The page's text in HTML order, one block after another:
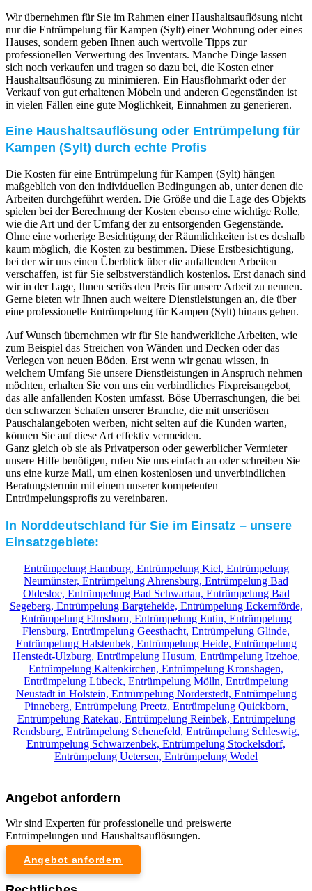
Wir übernehmen für Sie im Rahmen einer Haushaltsauflösung nicht
nur die Entrümpelung für Kampen (Sylt) einer Wohnung oder eines
Hauses, sondern geben Ihnen auch wertvolle Tipps zur
professionellen Verwertung des Inventars. Manche Dinge lassen
sich noch verkaufen und tragen so dazu bei, die Kosten einer
Haushaltsauflösung zu minimieren. Ein Hausflohmarkt oder der
Verkauf von gut erhaltenen Möbeln und anderen Gegenständen ist
in vielen Fällen eine gute Möglichkeit, Einnahmen zu generieren.
Eine Haushaltsauflösung oder Entrümpelung für
Kampen (Sylt) durch echte Profis
Die Kosten für eine Entrümpelung für Kampen (Sylt) hängen
maßgeblich von den individuellen Bedingungen ab, unter denen die
Arbeiten durchgeführt werden. Die Größe und die Lage des Objekts
spielen bei der Berechnung der Kosten ebenso eine wichtige Rolle,
wie die Art und der Umfang der zu entsorgenden Gegenstände.
Ohne eine vorherige Besichtigung der Räumlichkeiten ist es deshalb
kaum möglich, die Kosten zu bestimmen. Diese Erstbesichtigung,
bei der wir uns einen Überblick über die anfallenden Arbeiten
verschaffen, ist für Sie selbstverständlich kostenlos. Erst danach sind
wir in der Lage, Ihnen seriös den Preis für unsere Arbeit zu nennen.
Gerne bieten wir Ihnen auch weitere Dienstleistungen an, die über
eine professionelle Entrümpelung für Kampen (Sylt) hinaus gehen.
Auf Wunsch übernehmen wir für Sie handwerkliche Arbeiten, wie
zum Beispiel das Streichen von Wänden und Decken oder das
Verlegen von neuen Böden. Erst wenn wir genau wissen, in
welchem Umfang Sie unsere Dienstleistungen in Anspruch nehmen
möchten, erhalten Sie von uns ein verbindliches Fixpreisangebot,
das alle anfallenden Kosten umfasst. Böse Überraschungen, die bei
den schwarzen Schafen unserer Branche, die mit unseriösen
Pauschalangeboten werben, nicht selten auf die Kunden warten,
können Sie auf diese Art effektiv vermeiden.
Ganz gleich ob sie als Privatperson oder gewerblicher Vermieter
unsere Hilfe benötigen, rufen Sie uns einfach an oder schreiben Sie
uns eine kurze Mail, um einen kostenlosen und unverbindlichen
Beratungstermin mit einem unserer kompetenten
Entrümpelungsprofis zu vereinbaren.
In Norddeutschland für Sie im Einsatz – unsere
Einsatzgebiete:
Entrümpelung Hamburg, Entrümpelung Kiel, Entrümpelung
Neumünster, Entrümpelung Ahrensburg, Entrümpelung Bad
Oldesloe, Entrümpelung Bad Schwartau, Entrümpelung Bad
Segeberg, Entrümpelung Bargteheide, Entrümpelung Eckernförde,
Entrümpelung Elmshorn, Entrümpelung Eutin, Entrümpelung
Flensburg, Entrümpelung Geesthacht, Entrümpelung Glinde,
Entrümpelung Halstenbek, Entrümpelung Heide, Entrümpelung
Henstedt-Ulzburg, Entrümpelung Husum, Entrümpelung Itzehoe,
Entrümpelung Kaltenkirchen, Entrümpelung Kronshagen,
Entrümpelung Lübeck, Entrümpelung Mölln, Entrümpelung
Neustadt in Holstein, Entrümpelung Norderstedt, Entrümpelung
Pinneberg, Entrümpelung Preetz, Entrümpelung Quickborn,
Entrümpelung Ratekau, Entrümpelung Reinbek, Entrümpelung
Rendsburg, Entrümpelung Schenefeld, Entrümpelung Schleswig,
Entrümpelung Schwarzenbek, Entrümpelung Stockelsdorf,
Entrümpelung Uetersen, Entrümpelung Wedel
Angebot anfordern
Wir sind Experten für professionelle und preiswerte
Entrümpelungen und Haushaltsauflösungen.
Angebot anfordern